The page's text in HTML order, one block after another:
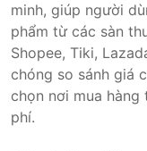
minh, giúp người
phẩm từ các sàn
Shopee, Tiki,
chóng so sánh giá
chọn nơi mua
phí.